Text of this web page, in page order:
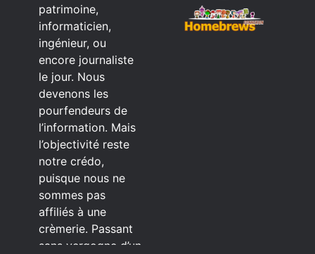
patrimoine,
informaticien,
ingénieur, ou
encore journaliste
le jour. Nous
devenons les
pourfendeurs de
l’information. Mais
l’objectivité reste
notre crédo,
puisque nous ne
sommes pas
affiliés à une
crèmerie. Passant
sans vergogne d’un